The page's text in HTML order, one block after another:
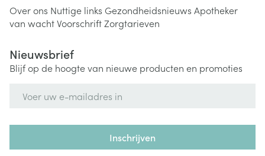
Over ons Nuttige links Gezondheidsnieuws Apotheker
van wachtVoorschriftZorgtarieven
Nieuwsbrief
Blijf op de hoogte van nieuwe producten en promoties
Inschrijven